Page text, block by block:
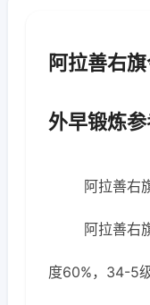
阿拉善右
外早锻炼
阿拉善右
阿拉善右
度60%，34-5级